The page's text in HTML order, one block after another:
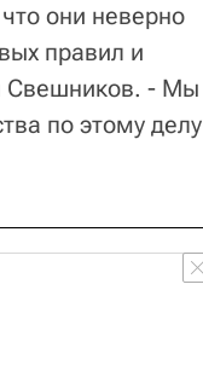
они неверно
правил и
Свешников. - Мы
по этому делу